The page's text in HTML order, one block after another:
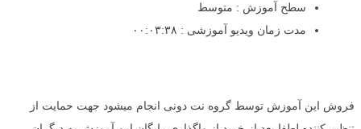
سطح آموزش : متوسط
مدت زمان ویدیو آموزشی : ۰۰:۰۳:۳۸
فروش این آموزش توسط گروه نت دونی انجام میشود جهت حمایت از